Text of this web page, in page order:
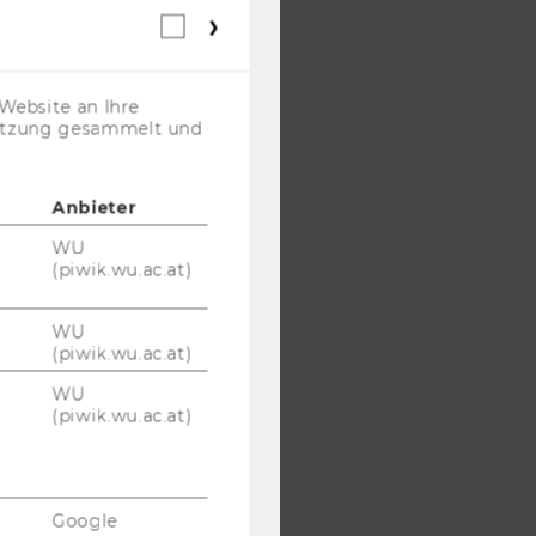
Webstatistik
an Ihre
gesammelt und
Anbieter
WU
(piwik.wu.ac.at)
WU
(piwik.wu.ac.at)
WU
(piwik.wu.ac.at)
Google